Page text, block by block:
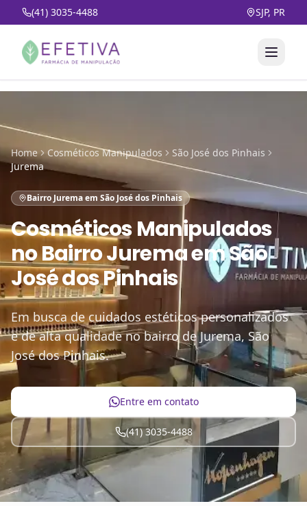
(41) 3035-4488 SJP, PR
Home Cosméticos Manipulados
São José dos Pinhais
Jurema
Bairro Jurema em São José dos Pinhais
Cosméticos Manipulados
noBairro Jurema em São
José dos Pinhais
Em busca de cuidados estéticos personalizados
e de alta qualidade no bairro de Jurema, São
José dos Pinhais.
Entre em contato
(41) 3035-4488